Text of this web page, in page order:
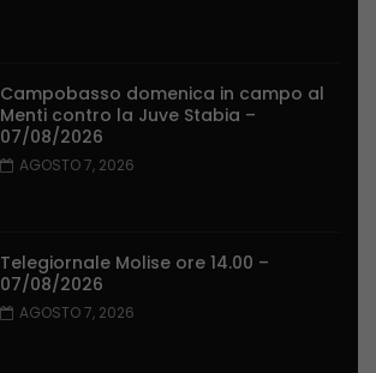
Campobasso domenica in campo al
Menti contro la Juve Stabia –
07/08/2026
AGOSTO 7, 2026
Telegiornale Molise ore 14.00 –
07/08/2026
AGOSTO 7, 2026